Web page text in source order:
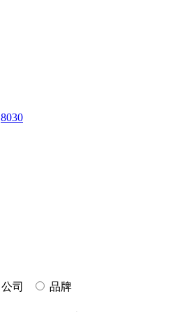
8030
公司
品牌